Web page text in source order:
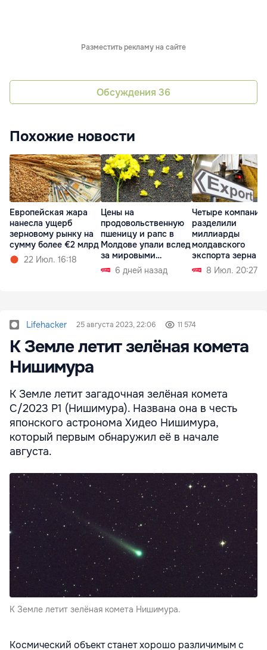
Разместить рекламу на сайте
Обсуждения 36
Похожие новости
Европейская жара
нанесла ущерб
зерновому рынку на
сумму более €2 млрд
22 Июл. 16:18
Цены на
продовольственную
пшеницу и рапс в
Молдове упали вслед
за мировыми
биржами
6 дней назад
Четыре компании
разделили
миллиарды
молдавского
экспорта зерна
8 Июл. 20:27
Lifehacker 25 августа 2023, 22:06 11 574
К Земле летит зелёная комета
Нишимура
К Земле летит загадочная зелёная комета
C/2023 P1 (Нишимура). Названа она в честь
японского астронома Хидео Нишимура,
который первым обнаружил её в начале
августа.
К Земле летит зелёная комета Нишимура.
Космический объект станет хорошо различимым с